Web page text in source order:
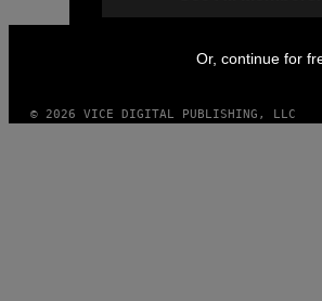
© 2026 VICE DIGITAL PUBLISHING, LLC
Or, continue for